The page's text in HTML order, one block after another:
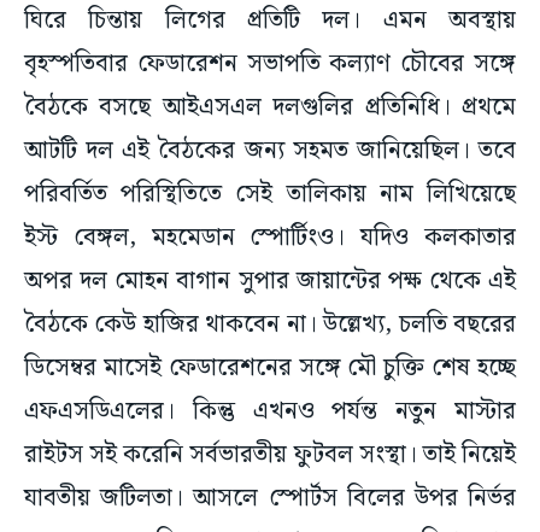
ঘিরে চিন্তায় লিগের প্রতিটি দল। এমন অবস্থায়
বৃহস্পতিবার ফেডারেশন সভাপতি কল্যাণ চৌবের সঙ্গে
বৈঠকে বসছে আইএসএল দলগুলির প্রতিনিধি। প্রথমে
আটটি দল এই বৈঠকের জন্য সহমত জানিয়েছিল। তবে
পরিবর্তিত পরিস্থিতিতে সেই তালিকায় নাম লিখিয়েছে
ইস্ট বেঙ্গল, মহমেডান স্পোর্টিংও। যদিও কলকাতার
অপর দল মোহন বাগান সুপার জায়ান্টের পক্ষ থেকে এই
বৈঠকে কেউ হাজির থাকবেন না। উল্লেখ্য, চলতি বছরের
ডিসেম্বর মাসেই ফেডারেশনের সঙ্গে মৌ চুক্তি শেষ হচ্ছে
এফএসডিএলের। কিন্তু এখনও পর্যন্ত নতুন মাস্টার
রাইটস সই করেনি সর্বভারতীয় ফুটবল সংস্থা। তাই নিয়েই
যাবতীয় জটিলতা। আসলে স্পোর্টস বিলের উপর নির্ভর